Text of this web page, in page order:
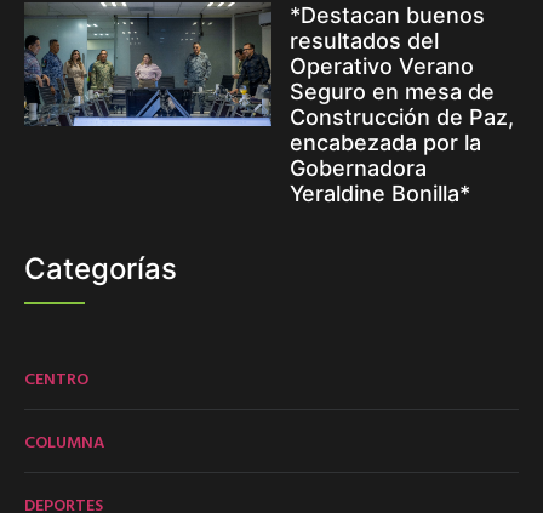
*Destacan buenos
resultados del
Operativo Verano
Seguro en mesa de
Construcción de Paz,
encabezada por la
Gobernadora
Yeraldine Bonilla*
Categorías
CENTRO
COLUMNA
DEPORTES